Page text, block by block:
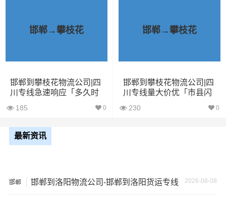
了一家不靠谱的物流公司，可能会面临以下风险和损失：
坏；
2、运输时间延迟：不靠谱的物流公司可能会在运输过程中
3、服务质量差：不靠谱的物流公司可能会提供劣质的服
邯郸→攀枝花
邯郸到攀枝花物流公司|四
川专线急速响应「多久时
185 0
邯郸→攀枝花
邯郸到攀枝花物流公司|四
川专线量大价优「市县闪
230 0
最新资讯
邯郸 2026-08-08
邯郸到洛阳物流公司-邯郸到洛阳货运专线